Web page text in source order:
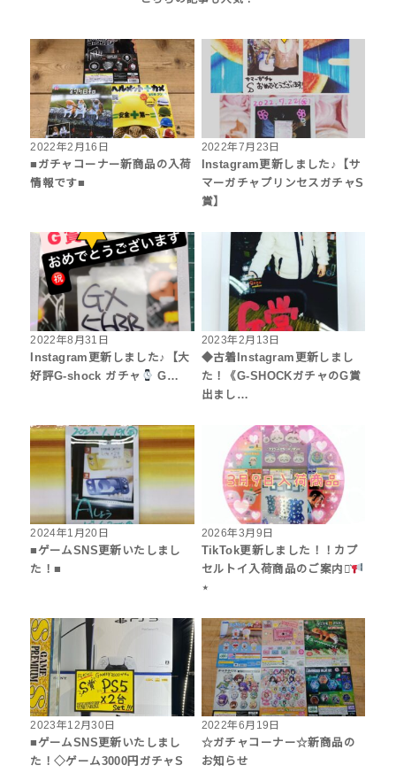
2022年2月16日
■ガチャコーナー新商品の入荷
情報です■
2022年7月23日
Instagram更新しました♪【サ
マーガチャプリンセスガチャS
賞】
2022年8月31日
Instagram更新しました♪【大
好評G-shock ガチャ
G…
2023年2月13日
◆古着Instagram更新しまし
た！《G-SHOCKガチャのG賞
出まし…
2024年1月20日
■ゲームSNS更新いたしまし
た！■
2026年3月9日
TikTok更新しました！！カプ
セルトイ入荷商品のご案内⋆͛
⋆
2023年12月30日
■ゲームSNS更新いたしまし
た！◇ゲーム3000円ガチャS
2022年6月19日
☆ガチャコーナー☆新商品の
お知らせ